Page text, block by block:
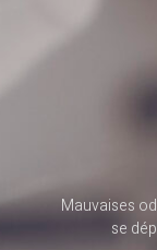
Mauvaises
se